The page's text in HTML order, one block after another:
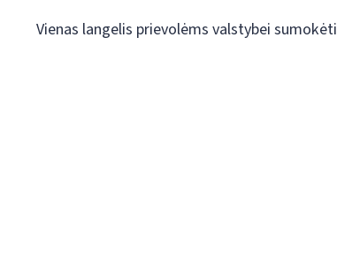
Vienas langelis prievolėms valstybei sumokėti